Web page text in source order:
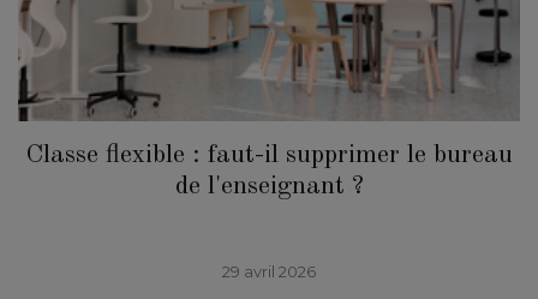
Classe flexible : faut-il supprimer le bureau
de l'enseignant ?
29 avril 2026